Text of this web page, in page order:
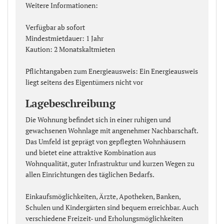
Weitere Informationen:
Verfügbar ab sofort
Mindestmietdauer: 1 Jahr
Kaution: 2 Monatskaltmieten
Pflichtangaben zum Energieausweis: Ein Energieausweis
liegt seitens des Eigentümers nicht vor
Lagebeschreibung
Die Wohnung befindet sich in einer ruhigen und
gewachsenen Wohnlage mit angenehmer Nachbarschaft.
Das Umfeld ist geprägt von gepflegten Wohnhäusern
und bietet eine attraktive Kombination aus
Wohnqualität, guter Infrastruktur und kurzen Wegen zu
allen Einrichtungen des täglichen Bedarfs.
Einkaufsmöglichkeiten, Ärzte, Apotheken, Banken,
Schulen und Kindergärten sind bequem erreichbar. Auch
verschiedene Freizeit- und Erholungsmöglichkeiten